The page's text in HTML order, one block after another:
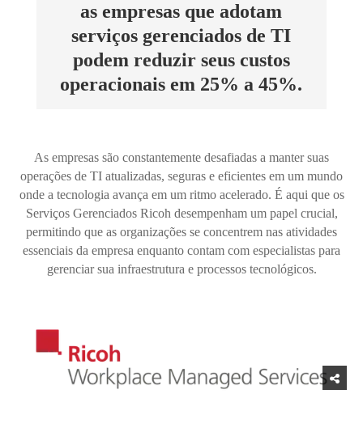
as empresas que adotam
serviços gerenciados de TI
podem reduzir seus custos
operacionais em 25% a 45%.
As empresas são constantemente desafiadas a manter suas
operações de TI atualizadas, seguras e eficientes em um mundo
onde a tecnologia avança em um ritmo acelerado. É aqui que os
Serviços Gerenciados Ricoh desempenham um papel crucial,
permitindo que as organizações se concentrem nas atividades
essenciais da empresa enquanto contam com especialistas para
gerenciar sua infraestrutura e processos tecnológicos.